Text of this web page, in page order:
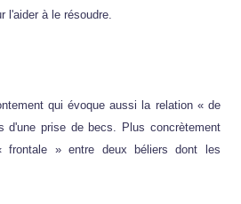
l'aider à le résoudre.
qui évoque aussi la relation « de
d'une prise de becs. Plus concrètement
frontale » entre deux béliers dont les